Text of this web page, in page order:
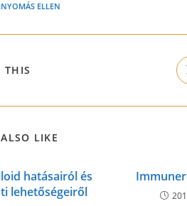
ELLEN
THIS
LIKE
hatásairól és
lehetőségeiről